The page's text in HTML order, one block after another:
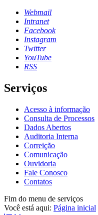
Webmail
Intranet
Facebook
Instagram
Twitter
YouTube
RSS
Serviços
Acesso à informação
Consulta de Processos
Dados Abertos
Auditoria Interna
Correição
Comunicação
Ouvidoria
Fale Conosco
Contatos
Fim do menu de serviços
Você está aqui: Página inicial